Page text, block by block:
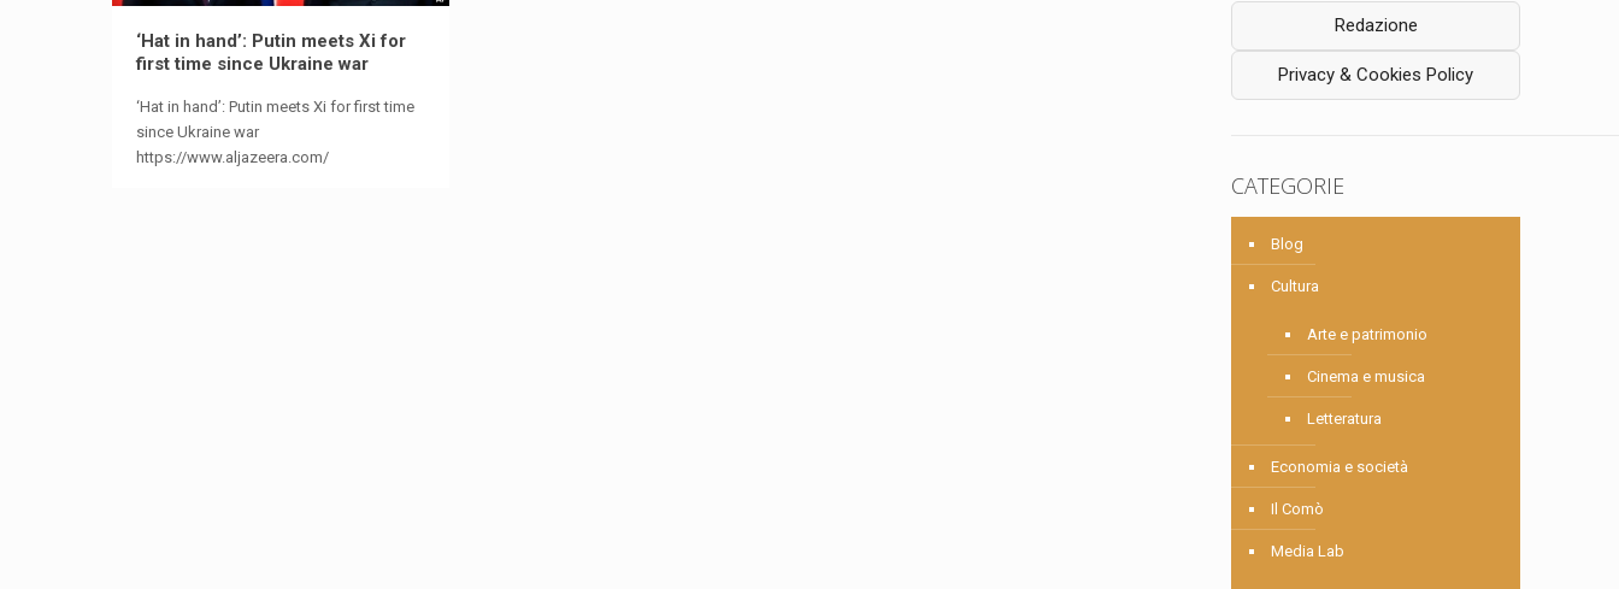
‘Hat in hand’: Putin meets Xi for
first time since Ukraine war
‘Hat in hand’: Putin meets Xi for first time
since Ukraine war
https://www.aljazeera.com/
Redazione
Privacy & Cookies Policy
CATEGORIE
Blog
Cultura
Arte e patrimonio
Cinema e musica
Letteratura
Economia e società
Il Comò
Media Lab